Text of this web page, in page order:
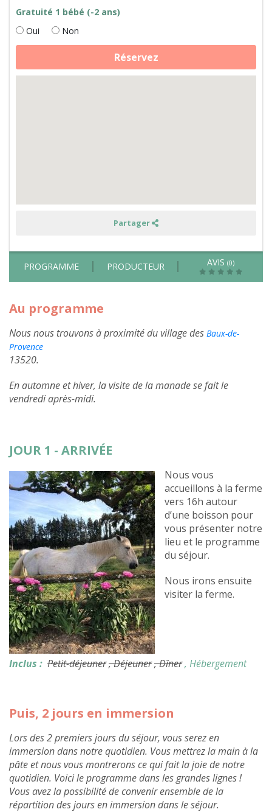
PROGRAMME PRODUCTEUR AVIS (0)
Au programme
Nous nous trouvons à proximité du village des Baux-de-
Provence
13520.
En automne et hiver, la visite de la manade se fait le
vendredi après-midi.
JOUR 1 - ARRIVÉE
Nous vous
accueillons à la ferme
vers 16h autour
d’une boisson pour
vous présenter notre
lieu et le programme
du séjour.
Nous irons ensuite
visiter la ferme.
Inclus : Petit-déjeuner, Déjeuner, Dîner, Hébergement
Puis, 2 jours en immersion
Lors des 2 premiers jours du séjour, vous serez en
immersion dans notre quotidien. Vous mettrez la main à la
pâte et nous vous montrerons ce qui fait la joie de notre
quotidien. Voici le programme dans les grandes lignes !
Vous avez la possibilité de convenir ensemble de la
répartition des jours en immersion dans le séjour.
Gratuité 1 bébé (-2 ans)
Oui
Non
quantité
Bienvenue
en
Réservez
Partager